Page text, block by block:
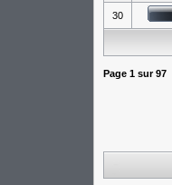
30
Page 1sur97